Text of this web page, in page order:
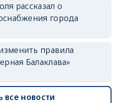
рассказал о
города
правила
Балаклава»
все новости